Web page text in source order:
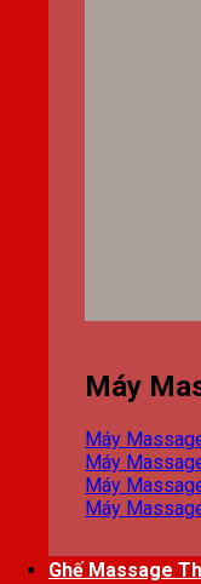
Máy
Máy
Máy
Máy
Máy
Ghế Massage